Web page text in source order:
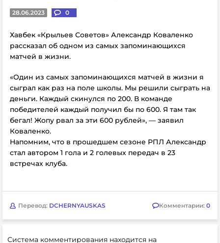
28.06.2023 0
Хавбек «Крыльев Советов» Александр Коваленко
рассказал об одном из самых запоминающихся
матчей в жизни.
«Один из самых запоминающихся матчей в жизни я
сыграл как раз на поле школы. Мы решили сыграть на
деньги. Каждый скинулся по 200. В команде
победителей каждый получил бы по 600. Я там так
бегал! Жопу рвал за эти 600 рублей», — заявил
Коваленко.
Напомним, что в прошедшем сезоне РПЛ Александр
стал автором 1 гола и 2 голевых передач в 23
встречах клуба.
Перевод: DCHERNYAUSKAS Комментарии: 0
Система комментирования находится на